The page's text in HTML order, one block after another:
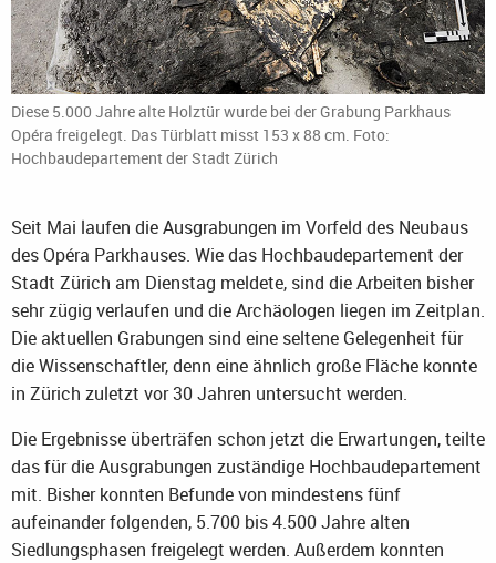
Diese 5.000 Jahre alte Holztür wurde bei der Grabung Parkhaus
Opéra freigelegt. Das Türblatt misst 153 x 88 cm. Foto:
Hochbaudepartement der Stadt Zürich
Seit Mai laufen die Ausgrabungen im Vorfeld des Neubaus
des Opéra Parkhauses. Wie das Hochbaudepartement der
Stadt Zürich am Dienstag meldete, sind die Arbeiten bisher
sehr zügig verlaufen und die Archäologen liegen im Zeitplan.
Die aktuellen Grabungen sind eine seltene Gelegenheit für
die Wissenschaftler, denn eine ähnlich große Fläche konnte
in Zürich zuletzt vor 30 Jahren untersucht werden.
Die Ergebnisse überträfen schon jetzt die Erwartungen, teilte
das für die Ausgrabungen zuständige Hochbaudepartement
mit. Bisher konnten Befunde von mindestens fünf
aufeinander folgenden, 5.700 bis 4.500 Jahre alten
Siedlungsphasen freigelegt werden. Außerdem konnten